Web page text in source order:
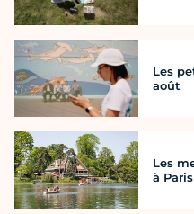
Les
août
Les
à Paris